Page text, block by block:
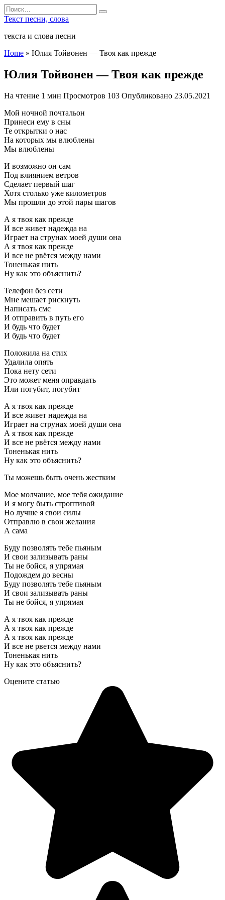
Перейти
к
Search
for:
Текст песни, слова
текста и слова песни
Home » Юлия Тойвонен — Твоя как прежде
Юлия Тойвонен — Твоя как прежде
На чтение 1 мин Просмотров 103 Опубликовано 23.05.2021
Мой ночной почтальон
Принеси ему в сны
Те открытки о нас
На которых мы влюблены
Мы влюблены
И возможно он сам
Под влиянием ветров
Сделает первый шаг
Хотя столько уже километров
Мы прошли до этой пары шагов
А я твоя как прежде
И все живет надежда на
Играет на струнах моей души она
А я твоя как прежде
И все не рвётся между нами
Тоненькая нить
Ну как это объяснить?
Телефон без сети
Мне мешает рискнуть
Написать смс
И отправить в путь его
И будь что будет
И будь что будет
Положила на стих
Удалила опять
Пока нету сети
Это может меня оправдать
Или погубит, погубит
А я твоя как прежде
И все живет надежда на
Играет на струнах моей души она
А я твоя как прежде
И все не рвётся между нами
Тоненькая нить
Ну как это объяснить?
Ты можешь быть очень жестким
Мое молчание, мое тебя ожидание
И я могу быть строптивой
Но лучше я свои силы
Отправлю в свои желания
А сама
Буду позволять тебе пьяным
И свои зализывать раны
Ты не бойся, я упрямая
Подождем до весны
Буду позволять тебе пьяным
И свои зализывать раны
Ты не бойся, я упрямая
А я твоя как прежде
А я твоя как прежде
А я твоя как прежде
И все не рвется между нами
Тоненькая нить
Ну как это объяснить?
Оцените статью